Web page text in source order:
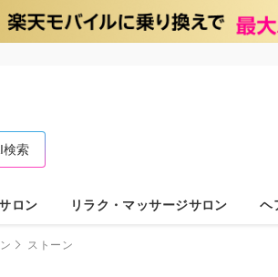
検索
ロン リラク・マッサージサロン ヘ
ストーン